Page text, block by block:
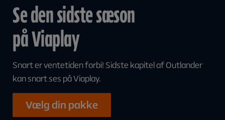
Se den sidste sæson
på Viaplay
Snart er ventetiden forbi! Sidste kapitel af Outlander
kan snart ses på Viaplay.
Vælg din pakke